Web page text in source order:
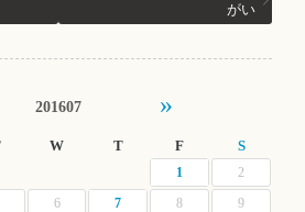
がい
201607
W T F S
1
2
6 7 8
9
»